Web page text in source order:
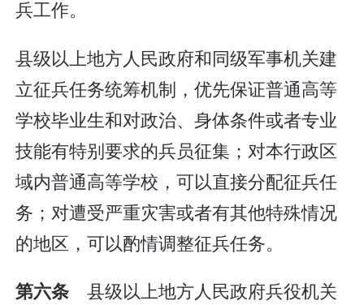
兵工作。
县级以上地方人民政府和同级军事机关建
立征兵任务统筹机制，优先保证普通高等
学校毕业生和对政治、身体条件或者专业
技能有特别要求的兵员征集；对本行政区
域内普通高等学校，可以直接分配征兵任
务；对遭受严重灾害或者有其他特殊情况
的地区，可以酌情调整征兵任务。
第六条 县级以上地方人民政府兵役机关